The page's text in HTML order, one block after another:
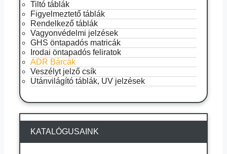
Tiltó táblák
Figyelmeztető táblák
Rendelkező táblák
Vagyonvédelmi jelzések
GHS öntapadós matricák
Irodai öntapadós feliratok
ADR Bárcák
Veszélyt jelző csík
Utánvilágító táblák, UV jelzések
KATALÓGUSAINK